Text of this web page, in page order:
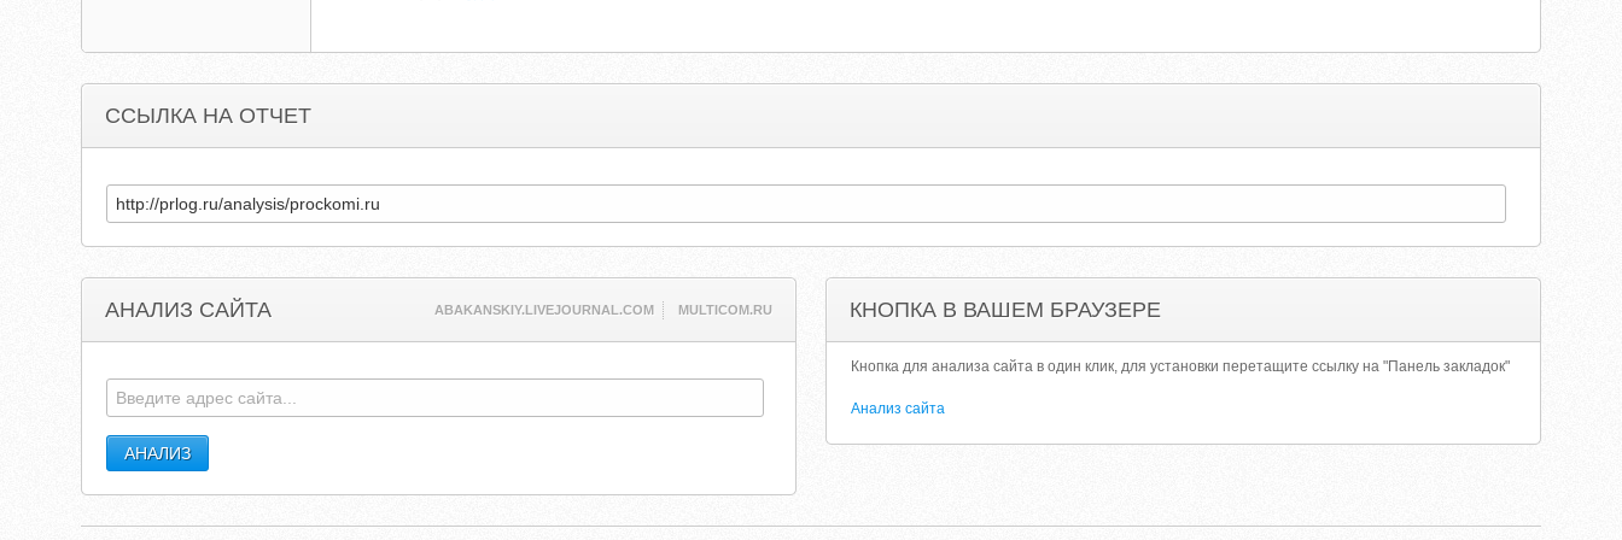
ССЫЛКА НА ОТЧЕТ
АНАЛИЗ САЙТА ABAKANSKIY.LIVEJOURNAL.COM MULTICOM.RU КНОПКА В ВАШЕМ БРАУЗЕРЕ
Кнопка для анализа сайта в один клик, для установки перетащите ссылку на "Панель закладок"
Анализ сайта